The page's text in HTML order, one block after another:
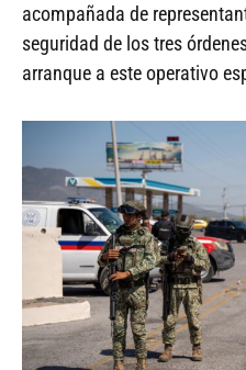
acompañada de
seguridad de los tres
arranque a este operativo